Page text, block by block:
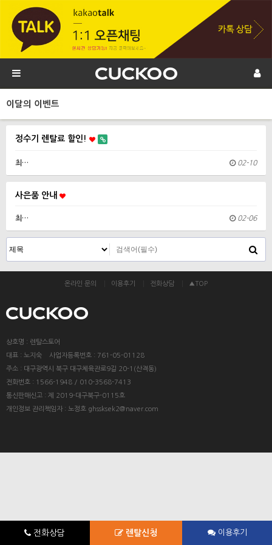
이달의 이벤트
정수기 렌탈료 할인!
최… 02-10
사은품 안내
최… 02-06
온라인 문의 이용후기 전화상담 ▲TOP
상호명 : 렌탈스토어
대표 : 노지숙 사업자등록번호 : 761-05-01128
주소 : 대구광역시 북구 대구체육관로9길 20-1(산격동)
전화번호 : 1566-1948 / 010-3568-7413
통신판매신고 : 제 2019-대구북구-0115호
개인정보 관리책임자 : 노정호 ghssksek2@naver.com
전화상담 렌탈신청 이용후기